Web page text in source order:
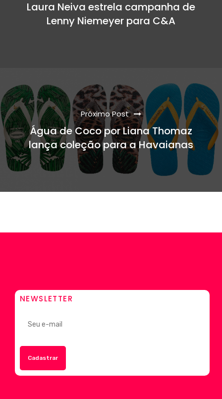
Laura Neiva estrela campanha de
Lenny Niemeyer para C&A
Próximo Post
Água de Coco por Liana Thomaz
lança coleção para a Havaianas
NEWSLETTER